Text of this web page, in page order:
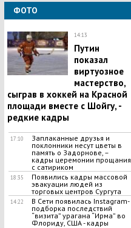
ФОТО
14:13
Путин
показал
виртуозное
мастерство,
сыграв в хоккей на Красной
площади вместе с Шойгу, -
редкие кадры
17:10
Заплаканные друзья и
поклонники несут цветы в
память о Задорнове, –
кадры церемонии прощания
с сатириком
18:35
Появились кадры массовой
эвакуации людей из
торговых центров Сургута
14:22
В Сети появилась Іnstagram-
подборка последствий
“визита” урагана “Ирма” во
Флориду, США - кадры